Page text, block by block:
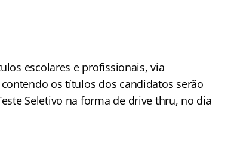
escolares e profissionais, via
os títulos dos candidatos serão
Seletivo na forma de drive thru, no dia